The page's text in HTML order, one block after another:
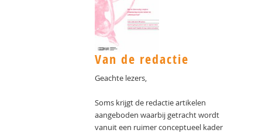
Van de redactie
Geachte lezers,
Soms krijgt de redactie artikelen
aangeboden waarbij getracht wordt
vanuit een ruimer conceptueel kader